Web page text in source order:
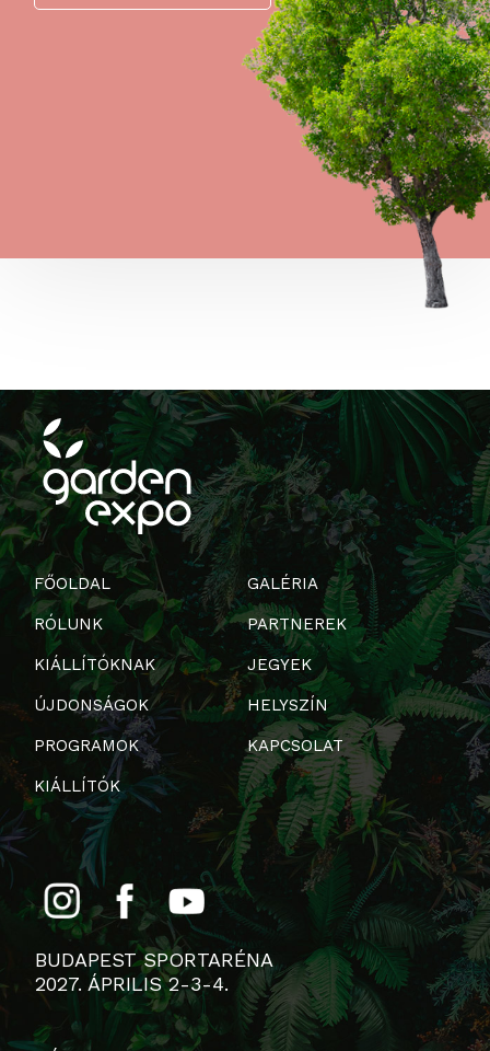
FŐOLDAL
RÓLUNK
KIÁLLÍTÓKNAK
ÚJDONSÁGOK
PROGRAMOK
KIÁLLÍTÓK
GALÉRIA
PARTNEREK
JEGYEK
HELYSZÍN
KAPCSOLAT
BUDAPEST SPORTARÉNA
2027. ÁPRILIS 2-3-4.